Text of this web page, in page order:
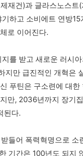
재건)과 글라스노스트
하고 소비에트 연방
로 이어진다.
를 받고 새로운 러시
지만 급진적인 개혁은
푸틴은 구소련에 대
만, 2036년까지 장기
된다.
들어 폭력혁명으로 소
기간은 100년도 되지